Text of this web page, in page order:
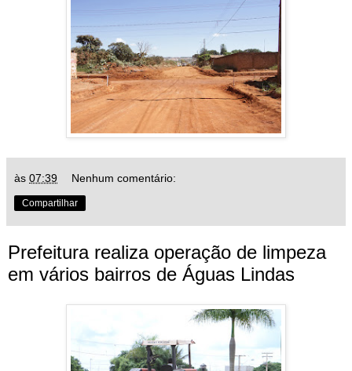
às 07:39 Nenhum comentário:
Compartilhar
Prefeitura realiza operação de limpeza
em vários bairros de Águas Lindas